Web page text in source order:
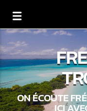
ON ÉCOUTE